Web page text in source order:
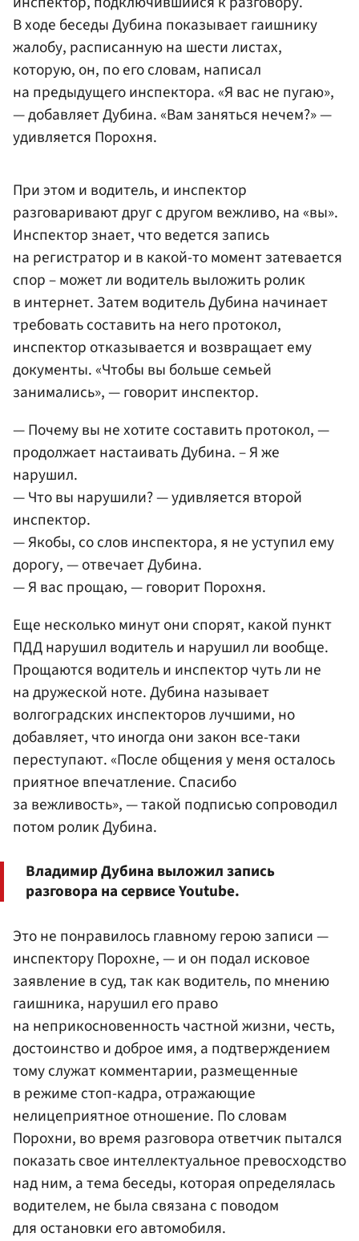
В ходе беседы Дубина показывает гаишнику
жалобу, расписанную на шести листах,
которую, он, по его словам, написал
на предыдущего инспектора. «Я вас не пугаю»,
— добавляет Дубина. «Вам заняться нечем?» —
удивляется Порохня.
При этом и водитель, и инспектор
разговаривают друг с другом вежливо, на «вы».
Инспектор знает, что ведется запись
на регистратор и в какой-то момент затевается
спор – может ли водитель выложить ролик
в интернет. Затем водитель Дубина начинает
требовать составить на него протокол,
инспектор отказывается и возвращает ему
документы. «Чтобы вы больше семьей
занимались», — говорит инспектор.
— Почему вы не хотите составить протокол, —
продолжает настаивать Дубина. – Я же
нарушил.
— Что вы нарушили? — удивляется второй
инспектор.
— Якобы, со слов инспектора, я не уступил ему
дорогу, — отвечает Дубина.
— Я вас прощаю, — говорит Порохня.
Еще несколько минут они спорят, какой пункт
ПДД нарушил водитель и нарушил ли вообще.
Прощаются водитель и инспектор чуть ли не
на дружеской ноте. Дубина называет
волгоградских инспекторов лучшими, но
добавляет, что иногда они закон все-таки
переступают. «После общения у меня осталось
приятное впечатление. Спасибо
за вежливость», — такой подписью сопроводил
потом ролик Дубина.
Владимир Дубина выложил запись
разговора на сервисе Youtube.
Это не понравилось главному герою записи —
инспектору Порохне, — и он подал исковое
заявление в суд, так как водитель, по мнению
гаишника, нарушил его право
на неприкосновенность частной жизни, честь,
достоинство и доброе имя, а подтверждением
тому служат комментарии, размещенные
в режиме стоп-кадра, отражающие
нелицеприятное отношение. По словам
Порохни, во время разговора ответчик пытался
показать свое интеллектуальное превосходство
над ним, а тема беседы, которая определялась
водителем, не была связана с поводом
для остановки его автомобиля.